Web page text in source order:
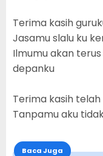
Terima kasih
Jasamu slalu ku
Ilmumu akan
depanku
Terima kasih
Tanpamu aku
Baca Juga